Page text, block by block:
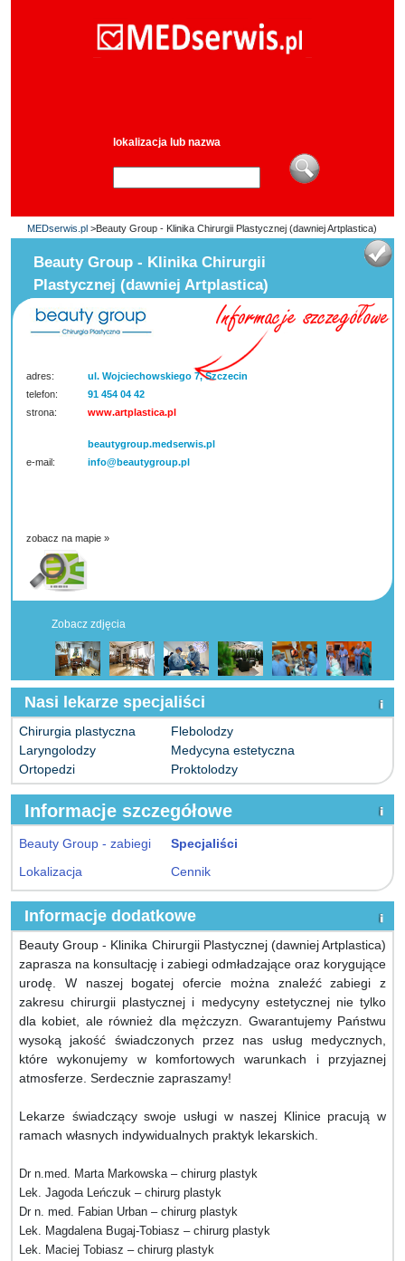
lokalizacja lub nazwa
MEDserwis.pl >Beauty Group - Klinika Chirurgii Plastycznej (dawniej Artplastica)
Beauty Group - Klinika Chirurgii
Plastycznej (dawniej Artplastica)
adres:
ul. Wojciechowskiego 7, Szczecin
telefon:
91 454 04 42
strona:
www.artplastica.pl
beautygroup.medserwis.pl
e-mail:
info@beautygroup.pl
zobacz na mapie »
Zobacz zdjęcia
Nasi lekarze specjaliści
Chirurgia plastyczna
Flebolodzy
Laryngolodzy
Medycyna estetyczna
Ortopedzi
Proktolodzy
Informacje szczegółowe
Beauty Group - zabiegi
Specjaliści
Lokalizacja
Cennik
Informacje dodatkowe
Beauty Group - Klinika Chirurgii Plastycznej (dawniej Artplastica)
zaprasza na konsultację i zabiegi odmładzające oraz korygujące
urodę. W naszej bogatej ofercie można znaleźć zabiegi z
zakresu chirurgii plastycznej i medycyny estetycznej nie tylko
dla kobiet, ale również dla mężczyzn. Gwarantujemy Państwu
wysoką jakość świadczonych przez nas usług medycznych,
które wykonujemy w komfortowych warunkach i przyjaznej
atmosferze. Serdecznie zapraszamy!
Lekarze świadczący swoje usługi w naszej Klinice pracują w
ramach własnych indywidualnych praktyk lekarskich.
Dr n.med. Marta Markowska – chirurg plastyk
Lek. Jagoda Leńczuk – chirurg plastyk
Dr n. med. Fabian Urban – chirurg plastyk
Lek. Magdalena Bugaj-Tobiasz – chirurg plastyk
Lek. Maciej Tobiasz – chirurg plastyk